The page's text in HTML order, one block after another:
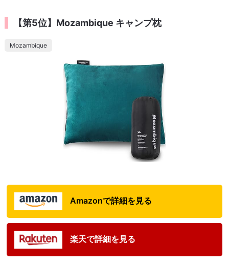
【第5位】Mozambique キャンプ枕
Mozambique
Amazonで詳細を見る
楽天で詳細を見る